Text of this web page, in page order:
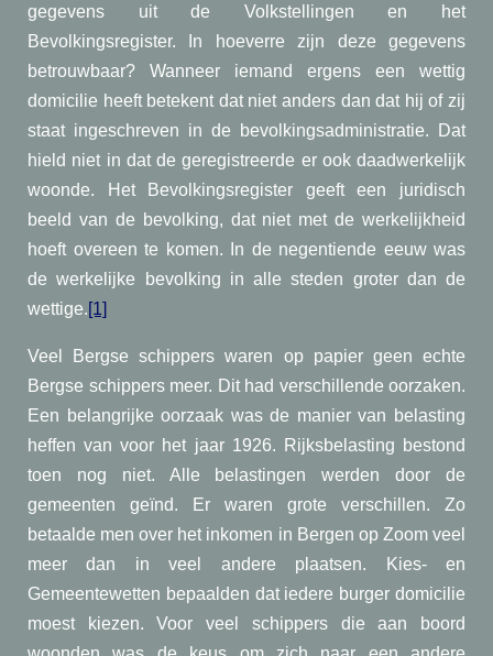
gegevens uit de Volkstellingen en het
Bevolkingsregister. In hoeverre zijn deze gegevens
betrouwbaar? Wanneer iemand ergens een wettig
domicilie heeft betekent dat niet anders dan dat hij of zij
staat ingeschreven in de bevolkingsadministratie. Dat
hield niet in dat de geregistreerde er ook daadwerkelijk
woonde. Het Bevolkingsregister geeft een juridisch
beeld van de bevolking, dat niet met de werkelijkheid
hoeft overeen te komen. In de negentiende eeuw was
de werkelijke bevolking in alle steden groter dan de
wettige.[1]
Veel Bergse schippers waren op papier geen echte
Bergse schippers meer. Dit had verschillende oorzaken.
Een belangrijke oorzaak was de manier van belasting
heffen van voor het jaar 1926. Rijksbelasting bestond
toen nog niet. Alle belastingen werden door de
gemeenten geïnd. Er waren grote verschillen. Zo
betaalde men over het inkomen in Bergen op Zoom veel
meer dan in veel andere plaatsen. Kies- en
Gemeentewetten bepaalden dat iedere burger domicilie
moest kiezen. Voor veel schippers die aan boord